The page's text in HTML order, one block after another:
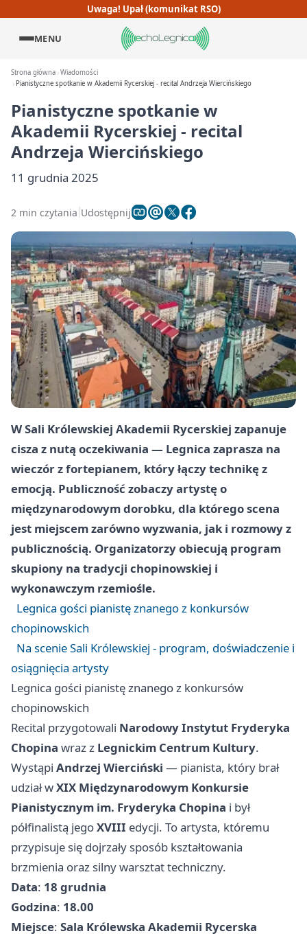
Uwaga! Upał (komunikat RSO)
MENU
Strona główna Wiadomości
Pianistyczne spotkanie w Akademii Rycerskiej - recital Andrzeja Wiercińskiego
Pianistyczne spotkanie w
Akademii Rycerskiej - recital
Andrzeja Wiercińskiego
11 grudnia 2025
2 min czytania Udostępnij
W Sali Królewskiej Akademii Rycerskiej zapanuje
cisza z nutą oczekiwania — Legnica zaprasza na
wieczór z fortepianem, który łączy technikę z
emocją. Publiczność zobaczy artystę o
międzynarodowym dorobku, dla którego scena
jest miejscem zarówno wyzwania, jak i rozmowy z
publicznością. Organizatorzy obiecują program
skupiony na tradycji chopinowskiej i
wykonawczym rzemiośle.
Legnica gości pianistę znanego z konkursów
chopinowskich
Na scenie Sali Królewskiej - program, doświadczenie i
osiągnięcia artysty
Legnica gości pianistę znanego z konkursów
chopinowskich
Recital przygotowali Narodowy Instytut Fryderyka
Chopina wraz z Legnickim Centrum Kultury.
Wystąpi Andrzej Wierciński — pianista, który brał
udział wXIX Międzynarodowym Konkursie
Pianistycznym im. Fryderyka Chopina i był
półfinalistą jegoXVIII edycji. To artysta, któremu
przypisuje się dojrzały sposób kształtowania
brzmienia oraz silny warsztat techniczny.
Data: 18 grudnia
Godzina: 18.00
Miejsce: Sala Królewska Akademii Rycerska